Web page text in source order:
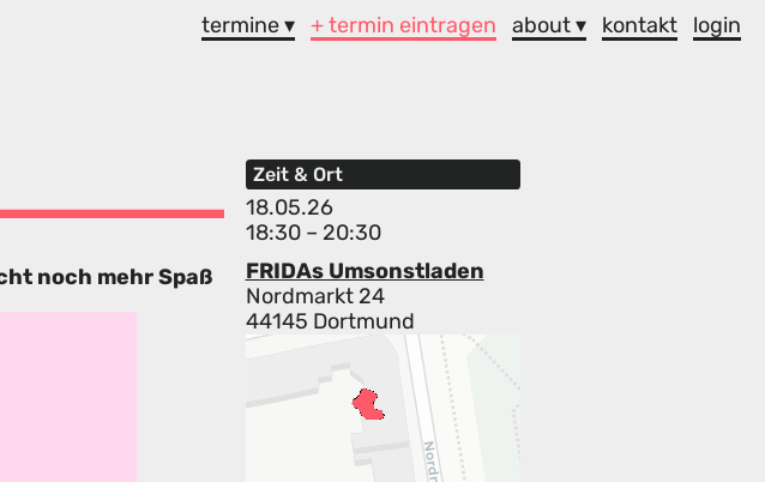
termine ▾ + termin eintragen about ▾ kontakt login
Zeit & Ort
18.05.26
18:30 – 20:30
FRIDAs Umsonstladen
Nordmarkt 24
44145 Dortmund
noch mehr Spaß